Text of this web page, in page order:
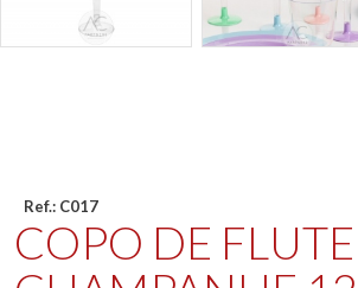
Ref.: C017
COPO DE